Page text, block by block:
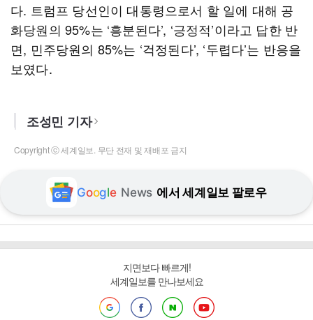
다. 트럼프 당선인이 대통령으로서 할 일에 대해 공
화당원의 95%는 ‘흥분된다’, ‘긍정적’이라고 답한 반
면, 민주당원의 85%는 ‘걱정된다’, ‘두렵다’는 반응을
보였다.
조성민 기자
Copyright ⓒ 세계일보. 무단 전재 및 재배포 금지
Google News 에서 세계일보 팔로우
지면보다 빠르게!
세계일보를 만나보세요